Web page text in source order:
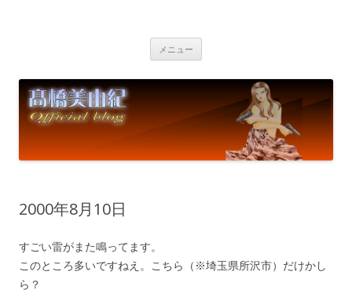
メニュー
ン
ツ
へ
ス
キ
ッ
プ
2000年8月10日
すごい雷がまた鳴ってます。
このところ多いですねえ。こちら（※埼玉県所沢市）だけかし
ら？